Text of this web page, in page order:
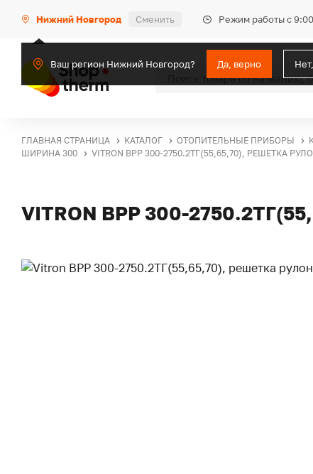
Нижний Новгород Сменить Режим работы с
Ваш регион Нижний Новгород? Да, верно
ГЛАВНАЯ СТРАНИЦА КАТАЛОГ ОТОПИТЕЛЬНЫЕ ПРИБОРЫ
ШИРИНА 300
VITRON ВРР 300-2750.2ТГ(55,65,70), РЕШЕТКА
VITRON ВРР 300-